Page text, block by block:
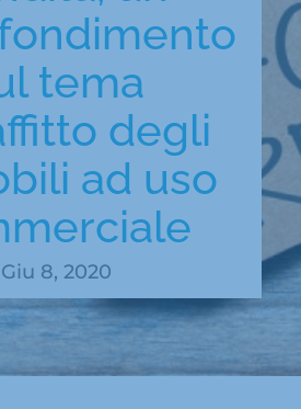
tema
degli
ad uso
Giu 8, 2020